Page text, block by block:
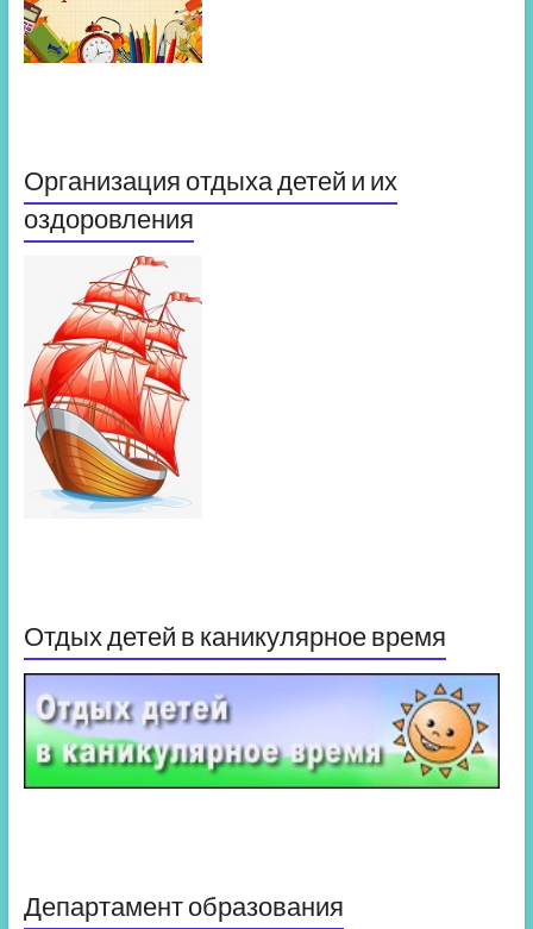
Организация отдыха детей и их
оздоровления
Отдых детей в каникулярное время
Департамент образования